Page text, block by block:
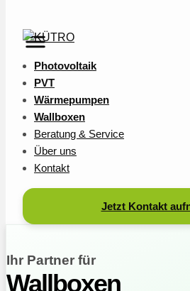
Photovoltaik
PVT
Wärmepumpen
Wallboxen
Beratung & Service
Über uns
Kontakt
Jetzt Kontakt
Ihr Partner für
Wallboxen